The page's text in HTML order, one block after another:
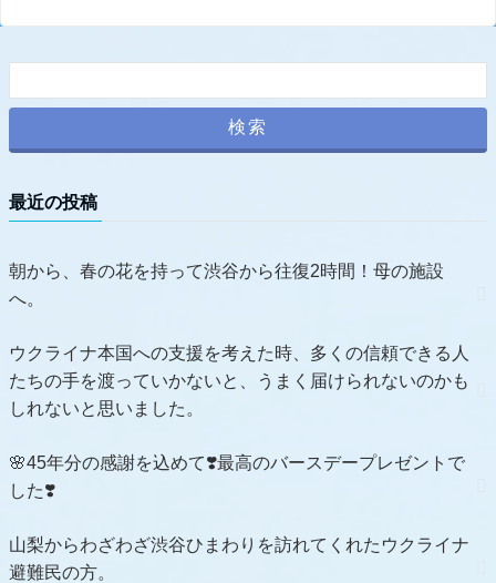
最近の投稿
朝から、春の花を持って渋谷から往復2時間！母の施設
へ。
ウクライナ本国への支援を考えた時、多くの信頼できる人
たちの手を渡っていかないと、うまく届けられないのかも
しれないと思いました。
🌸45年分の感謝を込めて❣️最高のバースデープレゼントで
した❣️
山梨からわざわざ渋谷ひまわりを訪れてくれたウクライナ
避難民の方。